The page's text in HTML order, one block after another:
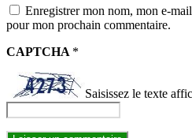
Enregistrer mon nom, mon e-
pour mon prochain commentaire.
CAPTCHA *
Saisissez le texte